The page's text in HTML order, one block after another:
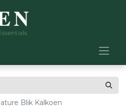
Blik Kalkoen